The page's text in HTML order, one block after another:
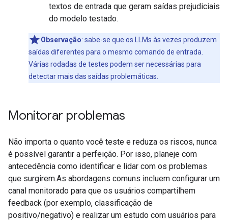
textos de entrada que geram saídas prejudiciais
do modelo testado.
Observação: sabe-se que os LLMs às vezes produzem
saídas diferentes para o mesmo comando de entrada.
Várias rodadas de testes podem ser necessárias para
detectar mais das saídas problemáticas.
Monitorar problemas
Não importa o quanto você teste e reduza os riscos, nunca
é possível garantir a perfeição. Por isso, planeje com
antecedência como identificar e lidar com os problemas
que surgirem.As abordagens comuns incluem configurar um
canal monitorado para que os usuários compartilhem
feedback (por exemplo, classificação de
positivo/negativo) e realizar um estudo com usuários para